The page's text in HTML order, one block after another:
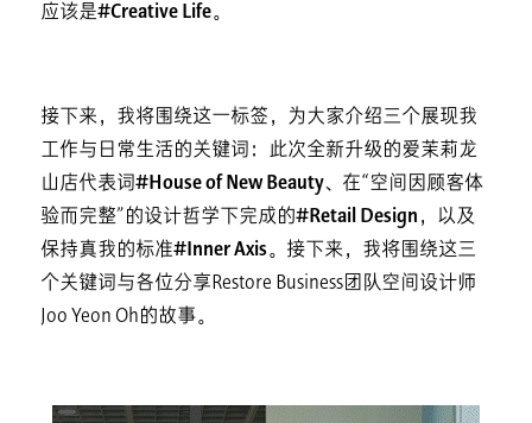
应该是#Creative Life。
接下来，我将围绕这一标签，为大家介绍三个展现我
工作与日常生活的关键词：此次全新升级的爱茉莉龙
山店代表词#House of New Beauty、在“空间因顾客体
验而完整”的设计哲学下完成的#Retail Design ，以及
保持真我的标准#Inner Axis。接下来，我将围绕这三
个关键词与各位分享Restore Business团队空间设计师
Joo Yeon Oh的故事。